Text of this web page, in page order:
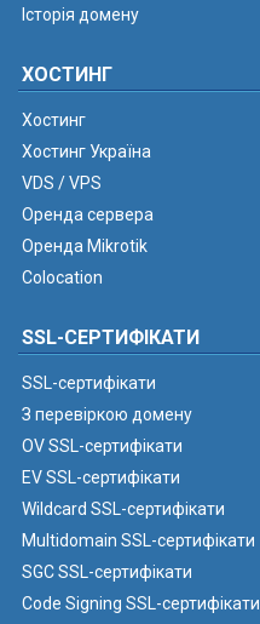
Історія домену
ХОСТИНГ
Хостинг
Хостинг Україна
VDS / VPS
Оренда сервера
Оренда Mikrotik
Colocation
SSL-СЕРТИФІКАТИ
SSL-сертифікати
З перевіркою домену
OV SSL-сертифікати
EV SSL-сертифікати
Wildcard SSL-сертифікати
Multidomain SSL-сертифікати
SGC SSL-сертифікати
Code Signing SSL-сертифікати